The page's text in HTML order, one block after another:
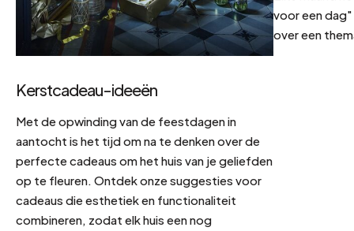
Kerstcadeau-ideeën
Met de opwinding van de feestdagen in
aantocht is het tijd om na te denken over de
perfecte cadeaus om het huis van je geliefden
op te fleuren. Ontdek onze suggesties voor
cadeaus die esthetiek en functionaliteit
combineren, zodat elk huis een nog
voor een
over een